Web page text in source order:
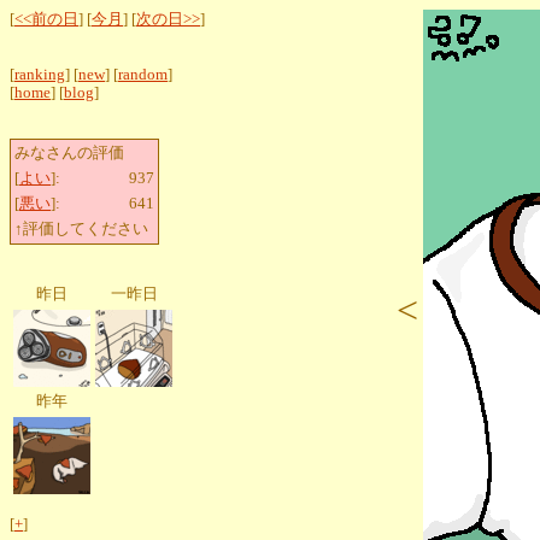
[<<前の日 ] [今月 ] [次の日>>]
[ranking] [new] [random]
[home] [blog]
みなさんの評価
[よい]:
937
[悪い]:
641
↑評価してください
昨日 一昨日
昨年
[+]
<